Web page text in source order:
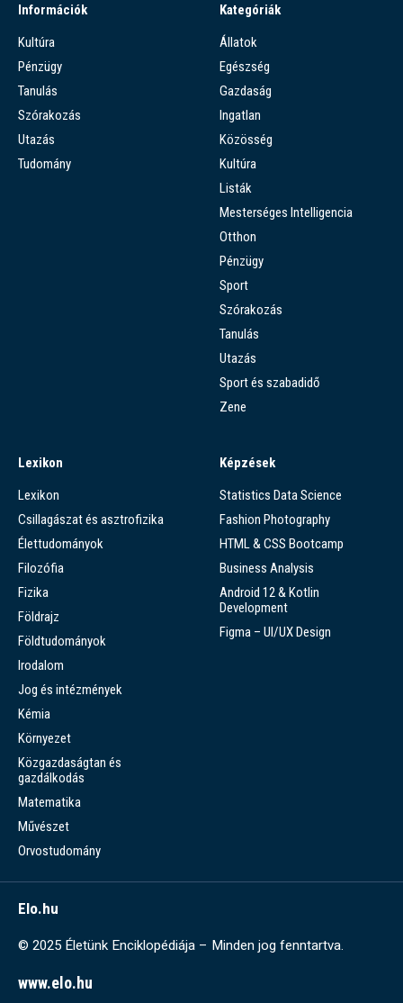
Információk
Kultúra
Pénzügy
Tanulás
Szórakozás
Utazás
Tudomány
Kategóriák
Állatok
Egészség
Gazdaság
Ingatlan
Közösség
Kultúra
Listák
Mesterséges Intelligencia
Otthon
Pénzügy
Sport
Szórakozás
Tanulás
Utazás
Sport és szabadidő
Zene
Lexikon
Lexikon
Csillagászat és asztrofizika
Élettudományok
Filozófia
Fizika
Földrajz
Földtudományok
Irodalom
Jog és intézmények
Kémia
Környezet
Közgazdaságtan és
gazdálkodás
Matematika
Művészet
Orvostudomány
Képzések
Statistics Data Science
Fashion Photography
HTML & CSS Bootcamp
Business Analysis
Android 12 & Kotlin
Development
Figma – UI/UX Design
Elo.hu
© 2025 Életünk Enciklopédiája – Minden jog fenntartva.
www.elo.hu